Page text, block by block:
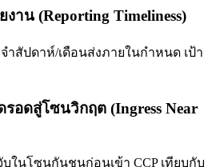
งาน (Reporting Timeliness)
ำสัปดาห์/เดือนส่งภายในกำหนด เป้า
อดสู่โซนวิกฤต (Ingress Near
ในโซนกันชนก่อนเข้า CCP เทียบกับ